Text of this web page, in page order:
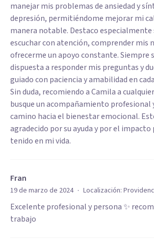
manejar mis problemas de ansiedad y
depresión, permitiéndome mejorar mi
manera notable. Destaco especialmente
escuchar con atención, comprender mis
ofrecerme un apoyo constante. Siempre
dispuesta a responder mis preguntas y
guiado con paciencia y amabilidad en
Sin duda, recomiendo a Camila a
busque un acompañamiento profesional
camino hacia el bienestar emocional.
agradecido por su ayuda y por el impacto
tenido en mi vida.
Fran
19 de marzo de 2024 · Localización:
Excelente profesional y persona ✨
trabajo